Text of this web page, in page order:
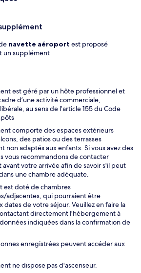
navette aéroport est proposé
un supplément
est géré par un hôte professionnel et
d’une activité commerciale,
au sens de l’article 155 du Code
comporte des espaces extérieurs
des patios ou des terrasses
non adaptés aux enfants. Si vous avez des
vous recommandons de contacter
votre arrivée afin de savoir s'il peut
une chambre adéquate.
est doté de chambres
adjacentes, qui pourraient être
dates de votre séjour. Veuillez en faire la
directement l'hébergement à
indiquées dans la confirmation de
enregistrées peuvent accéder aux
ne dispose pas d'ascenseur.